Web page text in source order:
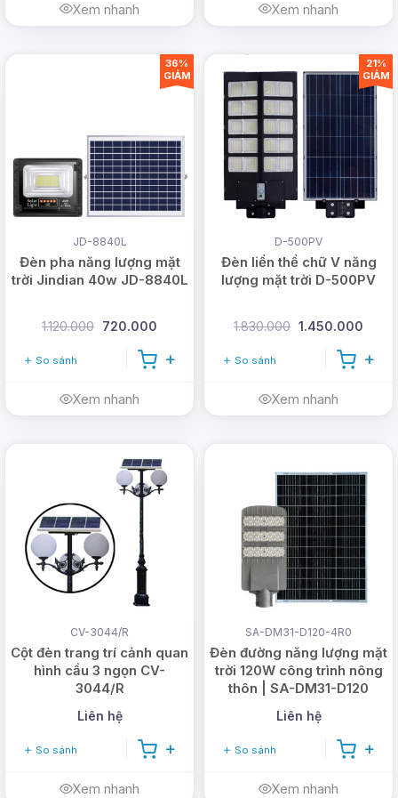
Xem nhanh Xem nhanh
JD-8840L
Đèn pha năng lượng mặt
trời Jindian 40w JD-8840L
1.120.000 720.000
So sánh
Xem nhanh
36%
GIẢM
D-500PV
Đèn liền thể chữ V năng
lượng mặt trời D-500PV
1.830.000 1.450.000
So sánh
Xem nhanh
21%
GIẢM
CV-3044/R
Cột đèn trang trí cảnh quan
hình cầu 3 ngọn CV-
3044/R
Liên hệ
So sánh
Xem nhanh
SA-DM31-D120-4R0
Đèn đường năng lượng mặt
trời 120W công trình nông
thôn | SA-DM31-D120
Liên hệ
So sánh
Xem nhanh